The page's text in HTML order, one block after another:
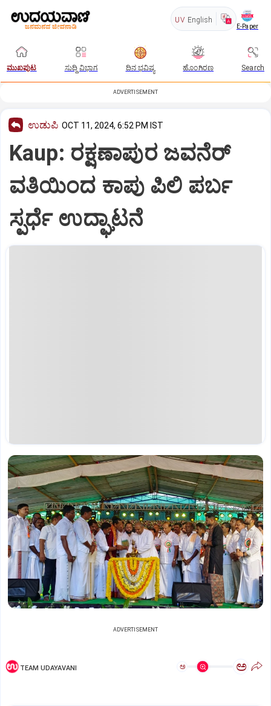
UV English
E-Paper
ಮುಖಪುಟ ಸುದ್ದಿ ವಿಭಾಗ ದಿನ ಭವಿಷ್ಯ ಹೊಂಗಿರಣ Search
ADVERTISEMENT
ಉಡುಪಿ OCT 11, 2024, 6:52 PM IST
Kaup: ರಕ್ಷಣಾಪುರ ಜವನೆರ್
ವತಿಯಿಂದ ಕಾಪು ಪಿಲಿ ಪರ್ಬ
ಸ್ಪರ್ಧೆ ಉದ್ಘಾಟನೆ
ADVERTISEMENT
TEAM UDAYAVANI ಅ ಅ